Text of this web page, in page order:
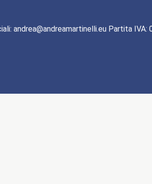
andrea@andreamartinelli.eu Partita IVA: